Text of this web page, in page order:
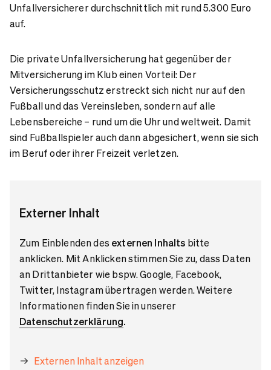
Unfallversicherer durchschnittlich mit rund 5.300 Euro
auf.
Die private Unfallversicherung hat gegenüber der
Mitversicherung im Klub einen Vorteil: Der
Versicherungsschutz erstreckt sich nicht nur auf den
Fußball und das Vereinsleben, sondern auf alle
Lebensbereiche – rund um die Uhr und weltweit. Damit
sind Fußballspieler auch dann abgesichert, wenn sie sich
im Beruf oder ihrer Freizeit verletzen.
Externer Inhalt
Zum Einblenden des externen Inhalts bitte
anklicken. Mit Anklicken stimmen Sie zu, dass Daten
an Drittanbieter wie bspw. Google, Facebook,
Twitter, Instagram übertragen werden. Weitere
Informationen finden Sie in unserer
Datenschutzerklärung.
Externen Inhalt anzeigen